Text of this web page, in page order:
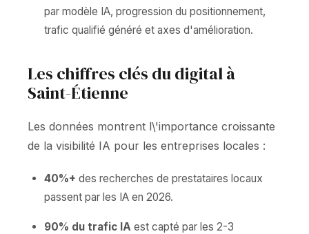
par modèle IA, progression du positionnement,
trafic qualifié généré et axes d'amélioration.
Les chiffres clés du digital à
Saint-Étienne
Les données montrent l\'importance croissante
de la visibilité IA pour les entreprises locales :
40%+ des recherches de prestataires locaux
passent par les IA en 2026.
90% du trafic IA est capté par les 2-3